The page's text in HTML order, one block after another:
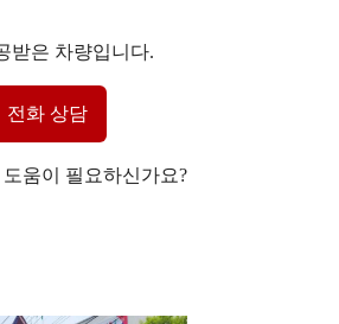
받은 차량입니다.
전화 상담
움이 필요하신가요?